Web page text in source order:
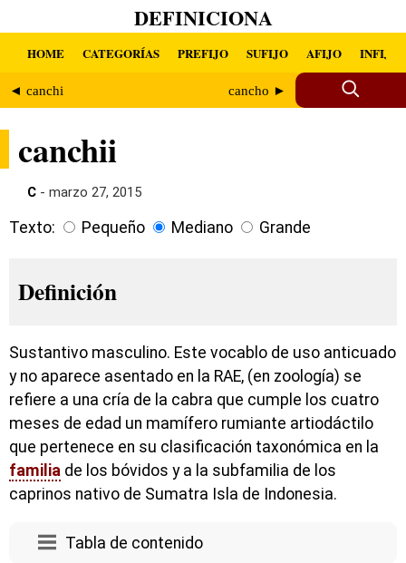
DEFINICIONA
HOME CATEGORÍAS PREFIJO SUFIJO AFIJO INFIJO
◄ canchi cancho ►
canchii
C - marzo 27, 2015
Texto: Pequeño Mediano Grande
Definición
Sustantivo masculino. Este vocablo de uso anticuado
y no aparece asentado en la RAE, (en zoología) se
refiere a una cría de la cabra que cumple los cuatro
meses de edad un mamífero rumiante artiodáctilo
que pertenece en su clasificación taxonómica en la
familia de los bóvidos y a la subfamilia de los
caprinos nativo de Sumatra Isla de Indonesia.
Tabla de contenido